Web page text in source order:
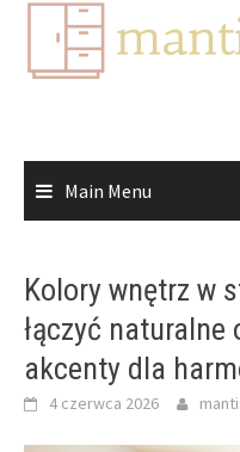
Skip
content
Main Menu
Kolory wnętrz w
łączyć naturalne
akcenty dla
4 czerwca 2026